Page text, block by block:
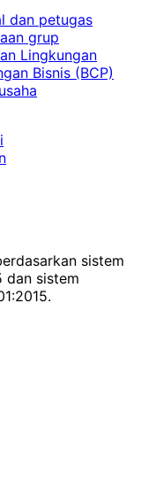
dan petugas
grup
Lingkungan
Bisnis (BCP)
sistem
dan sistem